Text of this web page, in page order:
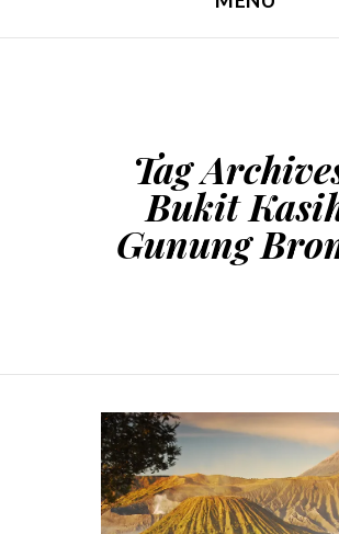
Tag
Bukit
Gunung